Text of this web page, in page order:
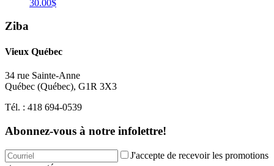
30.00$
Ziba
Vieux Québec
34 rue Sainte-Anne
Québec (Québec), G1R 3X3
Tél. : 418 694-0539
Abonnez-vous à notre infolettre!
J'accepte de recevoir les promotions